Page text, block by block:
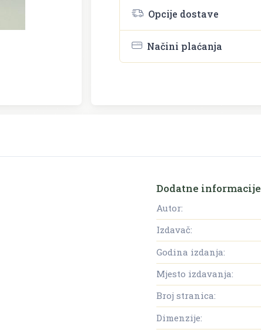
Opcije dostave
Načini plaćanja
Dodatne informacije
Autor:
Izdavač:
Godina izdanja:
Mjesto izdavanja:
Broj stranica:
Dimenzije: